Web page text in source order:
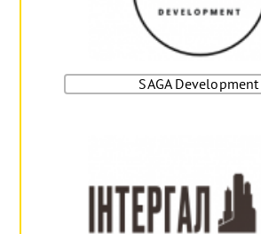
SAGA Development